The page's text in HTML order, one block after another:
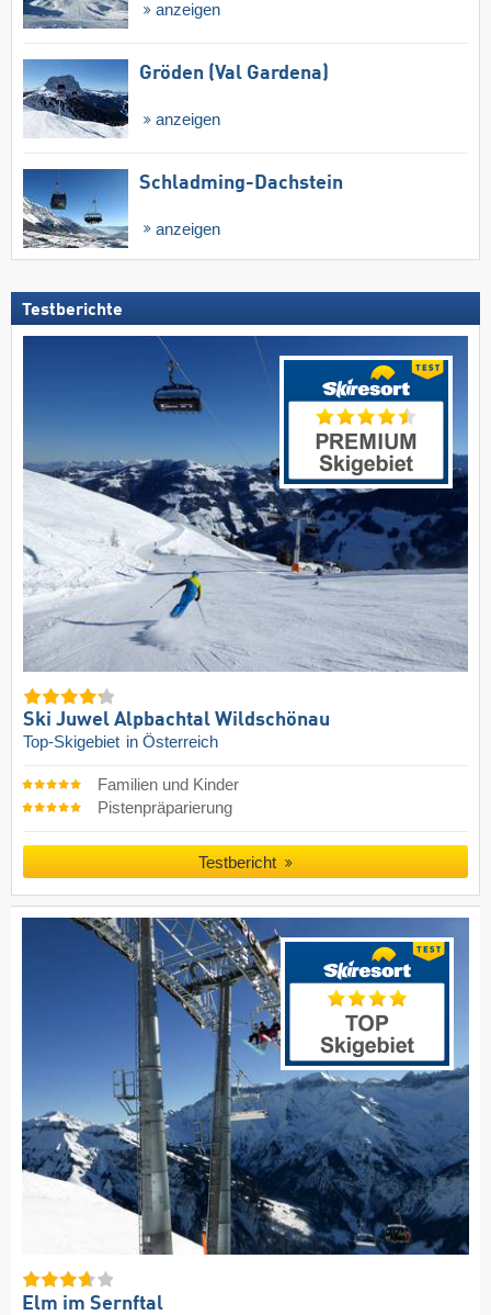
anzeigen
Gröden (Val Gardena)
anzeigen
Schladming-Dachstein
anzeigen
Testberichte
Ski Juwel Alpbachtal Wildschönau
Top-Skigebiet in Österreich
Familien und Kinder
Pistenpräparierung
Testbericht
Elm im Sernftal